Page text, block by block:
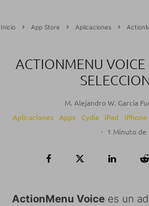
Inicio App Store Aplicaciones
ACTIONMENU VOICE
M. Alejandro W. García
Aplicaciones
Apps Cydia iPad iPhone
· 1 Minuto de
ActionMenu Voice es un